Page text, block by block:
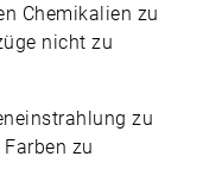
Chemikalien zu
nicht zu
zu
zu